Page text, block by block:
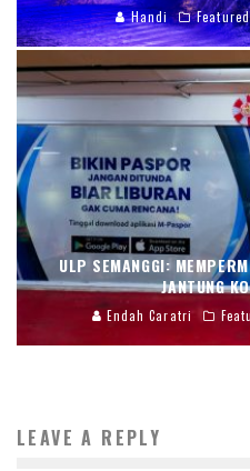
Handi Featured
ULP SEMANGGI:
JANTUNG
Endah Caratri
LEAVE A REPLY